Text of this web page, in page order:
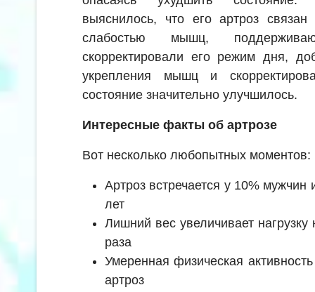
выяснилось, что его артроз
слабостью мышц,
скорректировали его режим дня,
укрепления мышц и
состояние значительно улучшилось.
Интересные факты об артрозе
Вот несколько любопытных моментов:
Артроз встречается у 10%
лет
Лишний вес увеличивает
раза
Умеренная физическая
артроз